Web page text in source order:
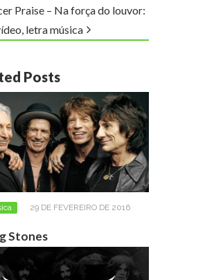
Praise – Na força do louvor:
letra música
Posts
29 DE FEVEREIRO DE 2016
Stones